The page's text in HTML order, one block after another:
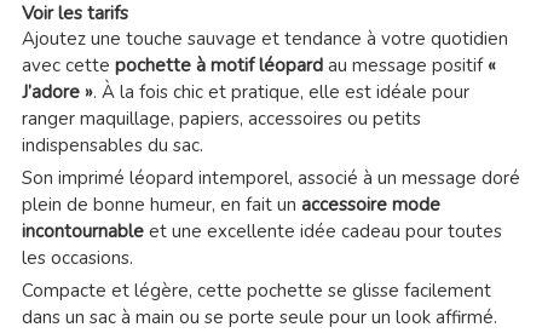
Voir les tarifs
Ajoutez une touche sauvage et tendance à votre quotidien
avec cette pochette à motif léopardau message positif «
J’adore ». À la fois chic et pratique, elle est idéale pour
ranger maquillage, papiers, accessoires ou petits
indispensables du sac.
Son imprimé léopard intemporel, associé à un message doré
plein de bonne humeur, en fait un accessoire mode
incontournableet une excellente idée cadeau pour toutes
les occasions.
Compacte et légère, cette pochette se glisse facilement
dans un sac à main ou se porte seule pour un look affirmé.